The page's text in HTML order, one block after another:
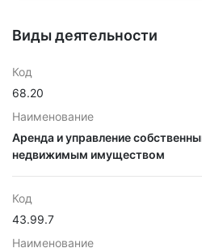
Виды деятельности
Код
68.20
Наименование
Аренда и управление
недвижимым имуществом
Код
43.99.7
Наименование